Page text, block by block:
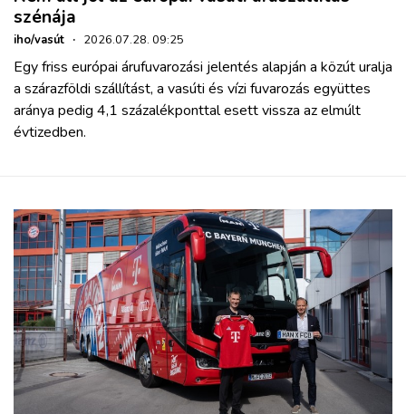
szénája
iho/vasút · 2026.07.28. 09:25
Egy friss európai árufuvarozási jelentés alapján a közút uralja
a szárazföldi szállítást, a vasúti és vízi fuvarozás együttes
aránya pedig 4,1 százalékponttal esett vissza az elmúlt
évtizedben.